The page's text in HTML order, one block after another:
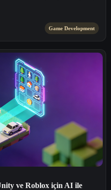
Game Development
ve Roblox için AI ile